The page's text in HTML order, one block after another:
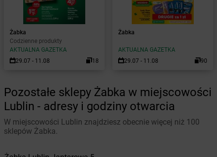
Żabka
Codzienne produkty
AKTUALNA GAZETKA
29.07 - 11.08
18
Żabka
AKTUALNA GAZETKA
29.07 - 11.08
90
Pozostałe sklepy Żabka w miejscowości
Lublin - adresy i godziny otwarcia
W miejscowości Lublin znajdziesz obecnie więcej niż 100
sklepów Żabka.